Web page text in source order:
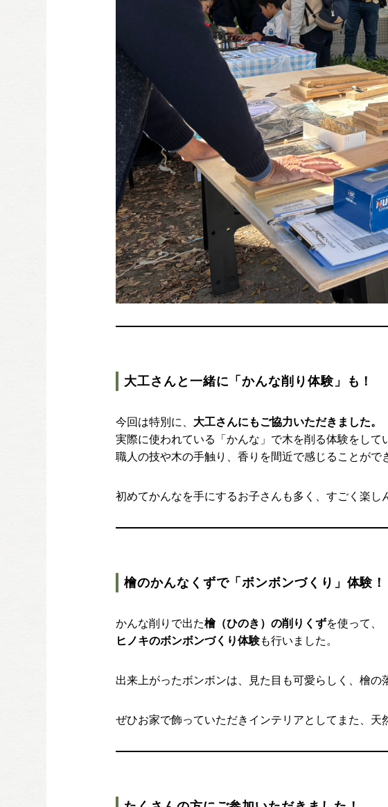
大工さんと一緒に「かんな削り体験」も！
今回は特別に、 大工さんにもご協力いただきました。
実際に使われている「かんな」で木を削る体験をして
職人の技や木の手触り、香りを間近で感じることがで
初めてかんなを手にするお子さんも多く、すごく楽し
檜のかんなくずで「ボンボンづくり」体験！
かんな削りで出た檜（ひのき）の削りくずを使って、
ヒノキのボンボンづくり体験も行いました。
出来上がったボンボンは、見た目も可愛らしく、檜の
ぜひお家で飾っていただきインテリアとしてまた、天